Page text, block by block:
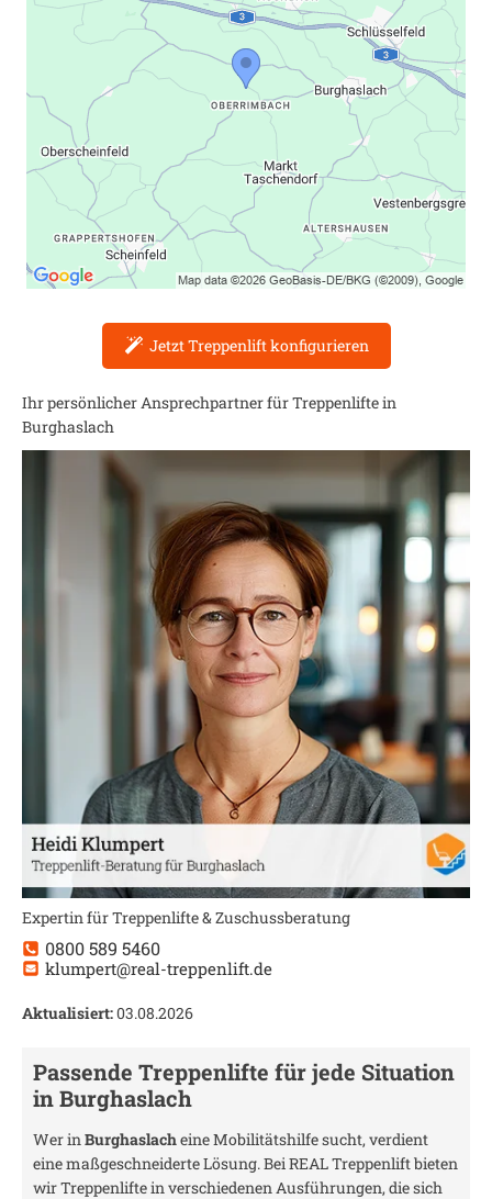
Jetzt Treppenlift konfigurieren
Ihr persönlicher Ansprechpartner für Treppenlifte in
Burghaslach
Expertin für Treppenlifte & Zuschussberatung
0800 589 5460
klumpert@real-treppenlift.de
Aktualisiert:03.08.2026
Passende Treppenlifte für jede Situation
inBurghaslach
Wer inBurghaslacheine Mobilitätshilfe sucht, verdient
eine maßgeschneiderte Lösung. Bei REAL Treppenlift bieten
wir Treppenlifte in verschiedenen Ausführungen, die sich